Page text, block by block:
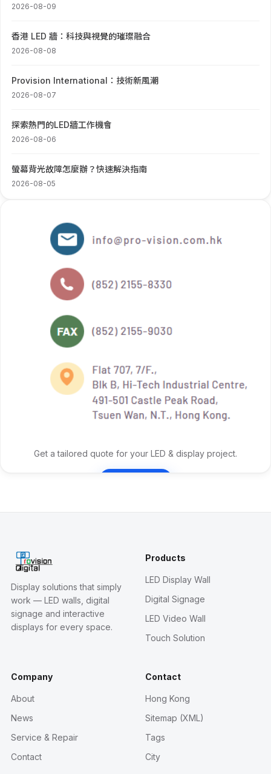
2026-08-09
香港 LED 牆：科技與視覺的璀璨融合
2026-08-08
Provision International：技術新風潮
2026-08-07
探索熱門的LED牆工作機會
2026-08-06
螢幕背光故障怎麼辦？快速解決指南
2026-08-05
Get a tailored quote for your LED & display project.
Display solutions that simply
work — LED walls, digital
signage and interactive
displays for every space.
Products
LED Display Wall
Digital Signage
LED Video Wall
Touch Solution
Company
About
News
Service & Repair
Contact
Contact
Hong Kong
Sitemap (XML)
Tags
City